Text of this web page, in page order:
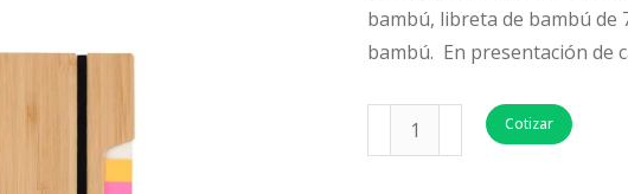
bambú, libreta de bambú de
bambú. En presentación de
Cotizar